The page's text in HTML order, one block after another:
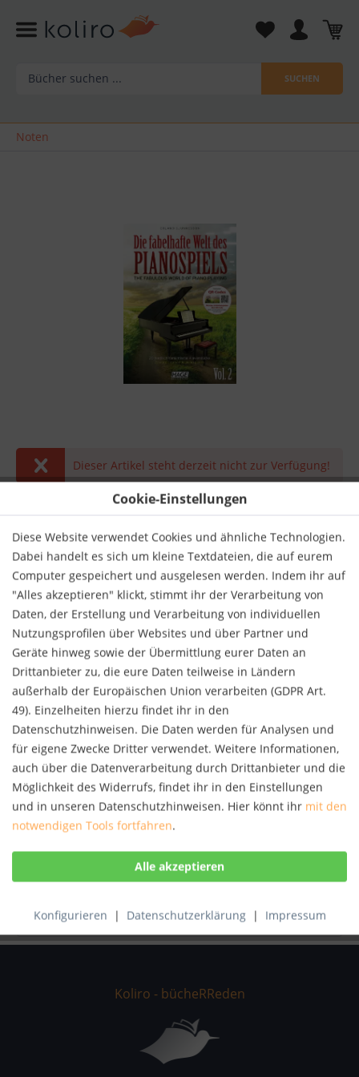
SUCHEN
Noten
Cookie-Einstellungen
Diese Website verwendet Cookies und ähnliche Technologien.
Dabei handelt es sich um kleine Textdateien, die auf eurem
Computer gespeichert und ausgelesen werden. Indem ihr auf
"Alles akzeptieren" klickt, stimmt ihr der Verarbeitung von
Daten, der Erstellung und Verarbeitung von individuellen
Nutzungsprofilen über Websites und über Partner und
Geräte hinweg sowie der Übermittlung eurer Daten an
Drittanbieter zu, die eure Daten teilweise in Ländern
außerhalb der Europäischen Union verarbeiten (GDPR Art.
49). Einzelheiten hierzu findet ihr in den
Datenschutzhinweisen. Die Daten werden für Analysen und
für eigene Zwecke Dritter verwendet. Weitere Informationen,
auch über die Datenverarbeitung durch Drittanbieter und die
Möglichkeit des Widerrufs, findet ihr in den Einstellungen
und in unseren Datenschutzhinweisen. Hier könnt ihr mit den
notwendigen Tools fortfahren.
Konfigurieren | Datenschutzerklärung | Impressum
Dieser Artikel steht derzeit nicht zur Verfügung!
Derzeit nicht lieferbar.
Merken Bewerten
Verlag:
Hage Musikverlag
Autor:
Erland Sjunnesson
Artikel-Nr.:
KNV49605490
ISBN:
9783866262942
Beschreibung
Die Bücher der Reihe "Die fabelhafte Welt des
mehr
Bewertungen lesen, schreiben und diskutieren...mehr
Koliro - bücheRReden